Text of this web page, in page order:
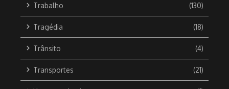
Trabalho (130)
Tragédia (18)
Trânsito (4)
Transportes (21)